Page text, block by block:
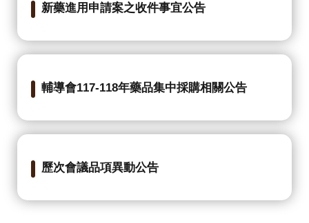
管
理
專
藥
新藥進用申請案之收件事宜公告
輔導會117-118年藥品集中採購相關公告
歷次會議品項異動公告